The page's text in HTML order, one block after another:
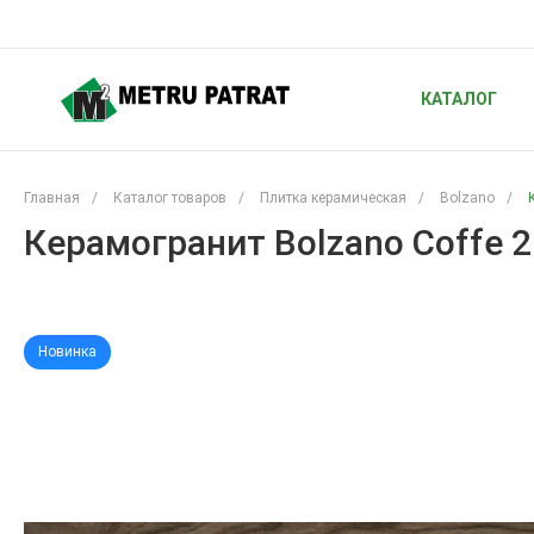
КАТАЛОГ
Главная / Каталог товаров / Плитка керамическая / Bolzano /
Керамогранит Bolzano Coffe
Новинка